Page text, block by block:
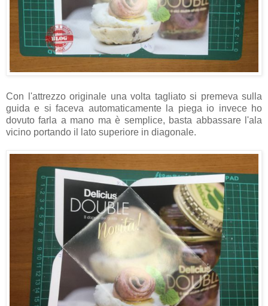
Con l'attrezzo originale una volta tagliato si premeva sulla
guida e si faceva automaticamente la piega io invece ho
dovuto farla a mano ma è semplice, basta abbassare l'ala
vicino portando il lato superiore in diagonale.